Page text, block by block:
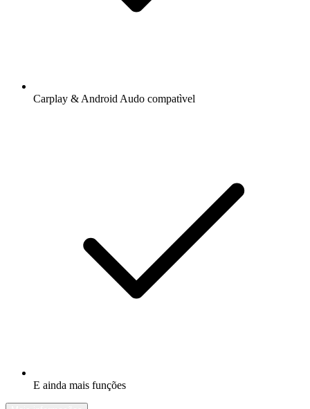
Carplay & Android Audo compatìvel
E ainda mais funções